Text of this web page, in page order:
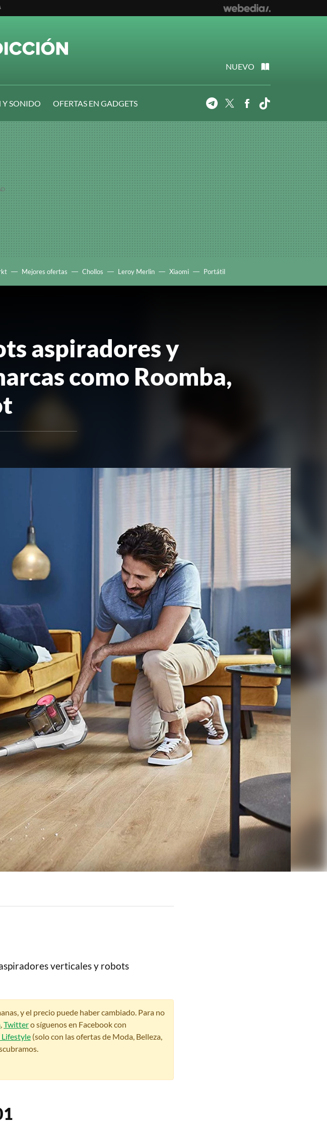
NUEVO
Y SONIDO
OFERTAS EN GADGETS
TelegramTwitterFacebook
Mejores ofertas Chollos Leroy Merlin Xiaomi Portátil
aspiradores y
como Roomba,
verticales y robots
y el precio puede haber cambiado. Para no
,Twittero síguenos en Facebook con
(solo con las ofertas de Moda, Belleza,